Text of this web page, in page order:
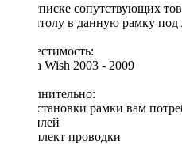
[!] В списке сопутствующих
магнитолу в данную рамку
Совместимость:
Toyota Wish 2003 - 2009
Дополнительно:
Для установки рамки вам
◦ дисплей
◦ комплект проводки